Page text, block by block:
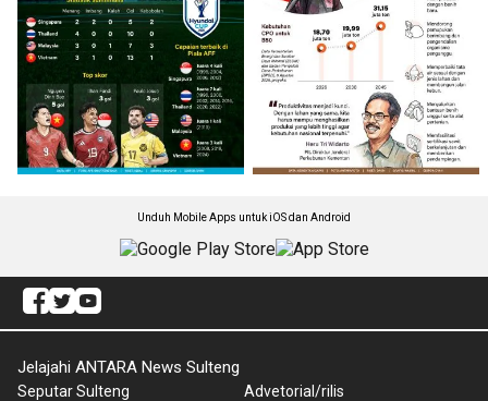
Unduh Mobile Apps untuk iOS dan Android
Jelajahi ANTARA News Sulteng
Seputar Sulteng
Advetorial/rilis